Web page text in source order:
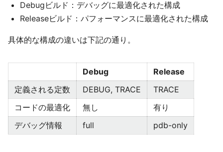
Debugビルド：デバッグに最適化された構成
Releaseビルド：パフォーマンスに最適化された構成
具体的な構成の違いは下記の通り。
Debug
Release
定義される定数
DEBUG, TRACE
TRACE
コードの最適化
無し
有り
デバッグ情報
full pdb-only